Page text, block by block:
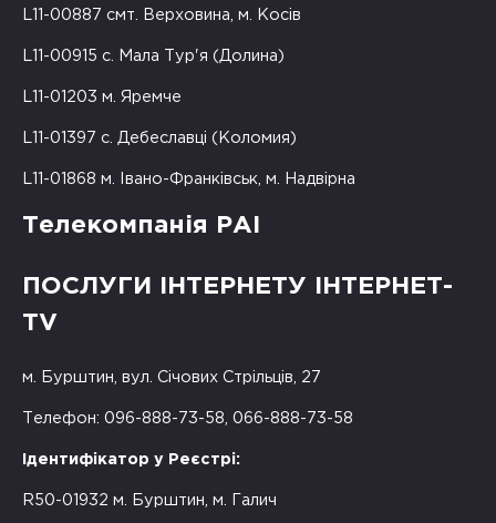
L11-00887 смт. Верховина, м. Косів
L11-00915 с. Мала Тур'я (Долина)
L11-01203 м. Яремче
L11-01397 с. Дебеславці (Коломия)
L11-01868 м. Івано-Франківськ, м. Надвірна
Телекомпанія РАІ
ПОСЛУГИ ІНТЕРНЕТУ ІНТЕРНЕТ-
TV
м. Бурштин, вул. Січових Стрільців, 27
Телефон: 096-888-73-58, 066-888-73-58
Ідентифікатор у Реєстрі:
R50-01932 м. Бурштин, м. Галич